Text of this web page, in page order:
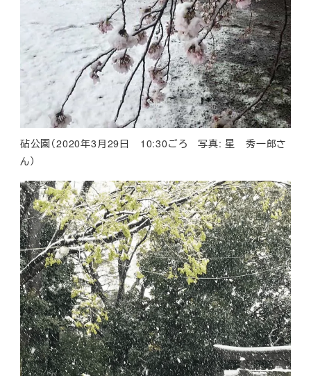
砧公園（2020年3月29日 10:30ごろ 写真: 星 秀一郎さ
ん）